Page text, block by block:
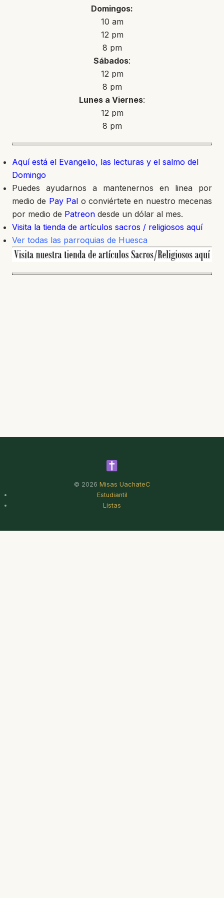
Domingos:
10 am
12 pm
8 pm
Sábados:
12 pm
8 pm
Lunes a Viernes:
12 pm
8 pm
Aquí está el Evangelio, las lecturas y el salmo del
Domingo
Puedes ayudarnos a mantenernos en linea por
medio de Pay Pal o conviértete en nuestro mecenas
por medio de Patreon desde un dólar al mes.
Visita la tienda de artículos sacros / religiosos aquí
Ver todas las parroquias de Huesca
© 2026 Misas UachateC
Estudiantil
Listas